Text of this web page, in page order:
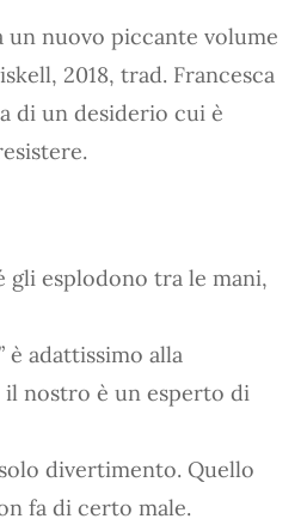
un nuovo piccante volume
2018, trad. Francesca
di un desiderio cui è
gli esplodono tra le mani,
è adattissimo alla
nostro è un esperto di
divertimento. Quello
fa di certo male.